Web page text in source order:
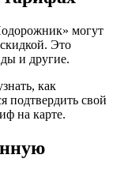
могут
Это
и другие.
как
подтвердить свой
на карте.